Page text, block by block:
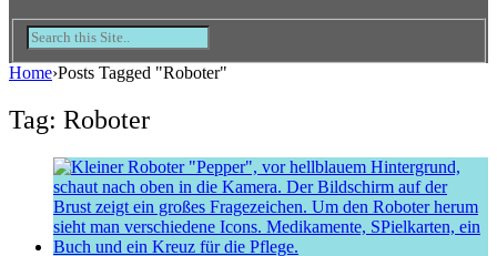
Home›Posts Tagged "Roboter"
Tag: Roboter